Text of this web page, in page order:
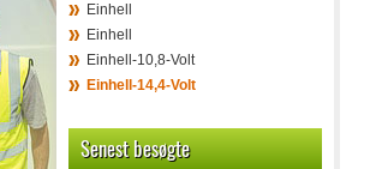
Einhell
Einhell
Einhell-10,8-Volt
Einhell-14,4-Volt
Senest besøgte